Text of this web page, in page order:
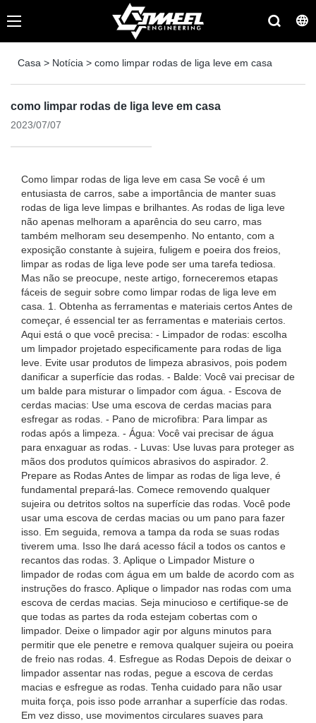
Casa > Notícia > como limpar rodas de liga leve em casa
como limpar rodas de liga leve em casa
2023/07/07
Como limpar rodas de liga leve em casa Se você é um
entusiasta de carros, sabe a importância de manter suas
rodas de liga leve limpas e brilhantes. As rodas de liga leve
não apenas melhoram a aparência do seu carro, mas
também melhoram seu desempenho. No entanto, com a
exposição constante à sujeira, fuligem e poeira dos freios,
limpar as rodas de liga leve pode ser uma tarefa tediosa.
Mas não se preocupe, neste artigo, forneceremos etapas
fáceis de seguir sobre como limpar rodas de liga leve em
casa. 1. Obtenha as ferramentas e materiais certos Antes de
começar, é essencial ter as ferramentas e materiais certos.
Aqui está o que você precisa: - Limpador de rodas: escolha
um limpador projetado especificamente para rodas de liga
leve. Evite usar produtos de limpeza abrasivos, pois podem
danificar a superfície das rodas. - Balde: Você vai precisar de
um balde para misturar o limpador com água. - Escova de
cerdas macias: Use uma escova de cerdas macias para
esfregar as rodas. - Pano de microfibra: Para limpar as
rodas após a limpeza. - Água: Você vai precisar de água
para enxaguar as rodas. - Luvas: Use luvas para proteger as
mãos dos produtos químicos abrasivos do aspirador. 2.
Prepare as Rodas Antes de limpar as rodas de liga leve, é
fundamental prepará-las. Comece removendo qualquer
sujeira ou detritos soltos na superfície das rodas. Você pode
usar uma escova de cerdas macias ou um pano para fazer
isso. Em seguida, remova a tampa da roda se suas rodas
tiverem uma. Isso lhe dará acesso fácil a todos os cantos e
recantos das rodas. 3. Aplique o Limpador Misture o
limpador de rodas com água em um balde de acordo com as
instruções do frasco. Aplique o limpador nas rodas com uma
escova de cerdas macias. Seja minucioso e certifique-se de
que todas as partes da roda estejam cobertas com o
limpador. Deixe o limpador agir por alguns minutos para
permitir que ele penetre e remova qualquer sujeira ou poeira
de freio nas rodas. 4. Esfregue as Rodas Depois de deixar o
limpador assentar nas rodas, pegue a escova de cerdas
macias e esfregue as rodas. Tenha cuidado para não usar
muita força, pois isso pode arranhar a superfície das rodas.
Em vez disso, use movimentos circulares suaves para